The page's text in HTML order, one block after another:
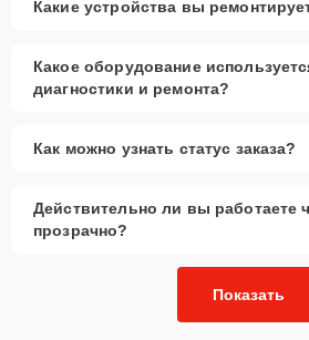
Какие устройства вы
Какое оборудование
диагностики и ремонта?
Как можно узнать статус заказа?
Действительно ли вы работаете
прозрачно?
Показать